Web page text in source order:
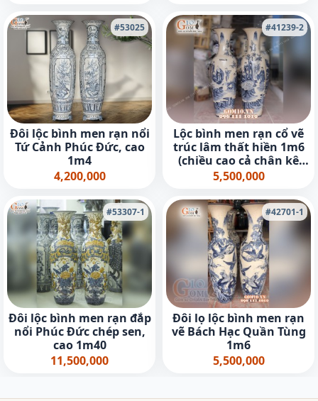
#53025
Đôi lộc bình men rạn nổi
Tứ Cảnh Phúc Đức, cao
1m4
4,200,000
#41239-2
Lộc bình men rạn cổ vẽ
trúc lâm thất hiền 1m6
(chiều cao cả chân kê
1m75)
5,500,000
#53307-1
Đôi lộc bình men rạn đắp
nổi Phúc Đức chép sen,
cao 1m40
11,500,000
#42701-1
Đôi lọ lộc bình men rạn
vẽ Bách Hạc Quần Tùng
1m6
5,500,000